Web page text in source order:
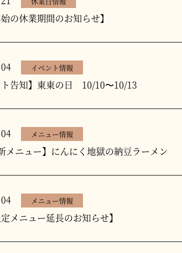
始の休業期間のお知らせ】
イベント情報
ト告知】東東の日 10/10〜10/13
メニュー情報
メニュー】にんにく地獄の納豆ラーメン
メニュー情報
定メニュー延長のお知らせ】